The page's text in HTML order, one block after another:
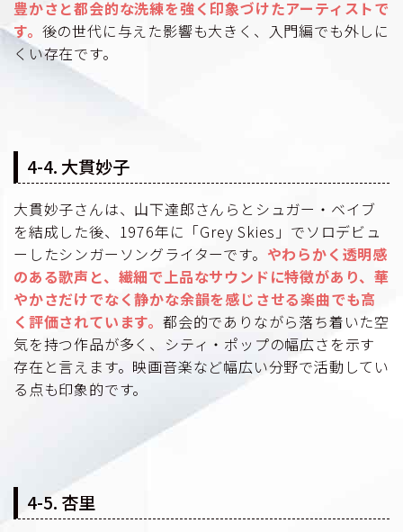
豊かさと都会的な洗練を強く印象づけたアーティストで
す。 後の世代に与えた影響も大きく、入門編でも外しに
くい存在です。
4-4. 大貫妙子
大貫妙子さんは、山下達郎さんらとシュガー・ベイブ
を結成した後、1976年に「Grey Skies」でソロデビュ
ーしたシンガーソングライターです。 やわらかく透明感
のある歌声と、繊細で上品なサウンドに特徴があり、華
やかさだけでなく静かな余韻を感じさせる楽曲でも高
く評価されています。 都会的でありながら落ち着いた空
気を持つ作品が多く、シティ・ポップの幅広さを示す
存在と言えます。映画音楽など幅広い分野で活動してい
る点も印象的です。
4-5. 杏里